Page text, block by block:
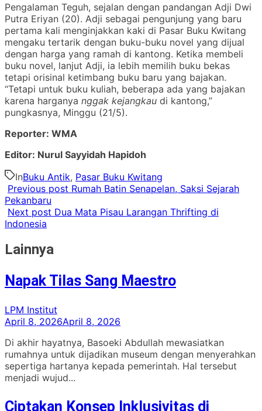
Pengalaman Teguh, sejalan dengan pandangan Adji Dwi
Putra Eriyan (20). Adji sebagai pengunjung yang baru
pertama kali menginjakkan kaki di Pasar Buku Kwitang
mengaku tertarik dengan buku-buku novel yang dijual
dengan harga yang ramah di kantong. Ketika membeli
buku novel, lanjut Adji, ia lebih memilih buku bekas
tetapi orisinal ketimbang buku baru yang bajakan.
“Tetapi untuk buku kuliah, beberapa ada yang bajakan
karena harganya nggak kejangkau di kantong,”
pungkasnya, Minggu (21/5).
Reporter: WMA
Editor: Nurul Sayyidah Hapidoh
InBuku Antik, Pasar Buku Kwitang
Previous post Rumah Batin Senapelan, Saksi Sejarah
Pekanbaru
Next post Dua Mata Pisau Larangan Thrifting di
Indonesia
Lainnya
Napak Tilas Sang Maestro
LPM Institut
April 8, 2026April 8, 2026
Di akhir hayatnya, Basoeki Abdullah mewasiatkan
rumahnya untuk dijadikan museum dengan menyerahkan
sepertiga hartanya kepada pemerintah. Hal tersebut
menjadi wujud...
Ciptakan Konsep Inklusivitas di